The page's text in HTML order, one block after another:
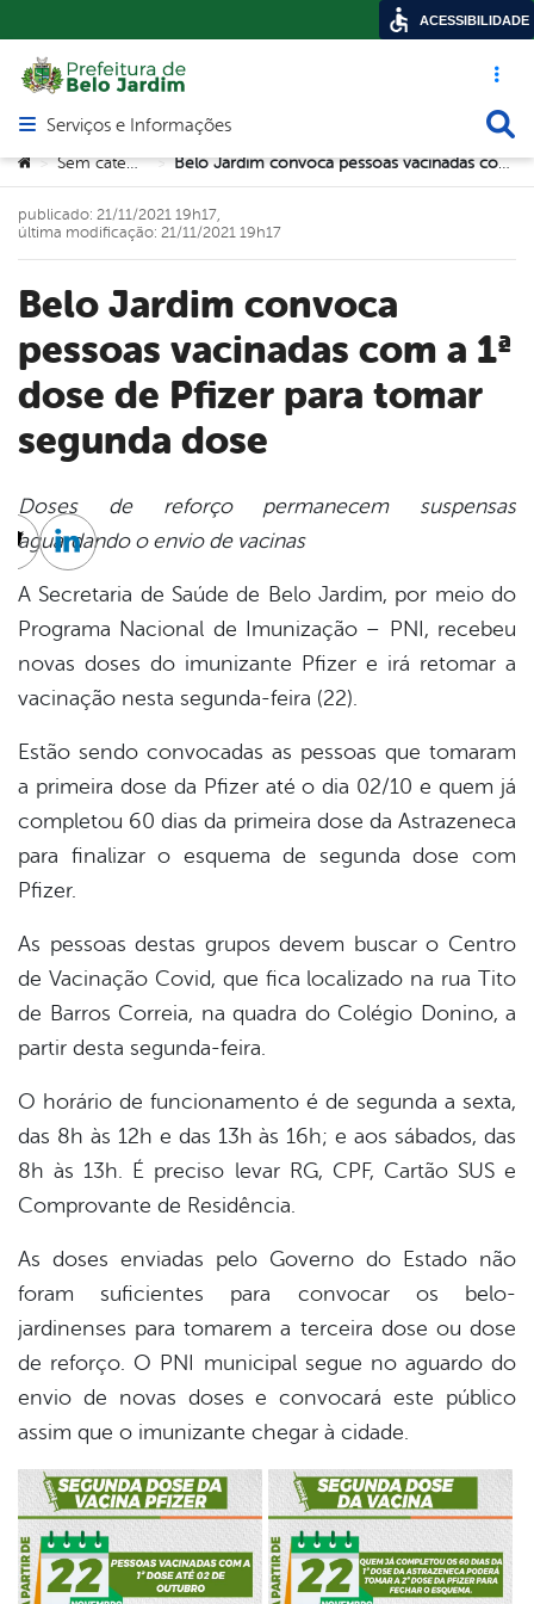
Acesso
Abrir menu principal de navegação
Serviços e Informações
Você está aqui:
> Sem categoria > Belo Jardim convoca pessoas vacinadas com a 1ª dose de Pfizer para tomar segunda dose
Belo Jardim convoca
pessoas vacinadas com a 1ª
dose de Pfizer para tomar
segunda dose
publicado: 21/11/2021 19h17,
última modificação: 21/11/2021 19h17
Doses de reforço permanecem suspensas
aguardando o envio de vacinas
A Secretaria de Saúde de Belo Jardim, por meio do
Programa Nacional de Imunização – PNI, recebeu
novas doses do imunizante Pfizer e irá retomar a
vacinação nesta segunda-feira (22).
Estão sendo convocadas as pessoas que tomaram
a primeira dose da Pfizer até o dia 02/10 e quem já
completou 60 dias da primeira dose da Astrazeneca
para finalizar o esquema de segunda dose com
Pfizer.
As pessoas destas grupos devem buscar o Centro
de Vacinação Covid, que fica localizado na rua Tito
de Barros Correia, na quadra do Colégio Donino, a
partir desta segunda-feira.
O horário de funcionamento é de segunda a sexta,
das 8h às 12h e das 13h às 16h; e aos sábados, das
8h às 13h. É preciso levar RG, CPF, Cartão SUS e
Comprovante de Residência.
As doses enviadas pelo Governo do Estado não
foram suficientes para convocar os belo-
jardinenses para tomarem a terceira dose ou dose
de reforço. O PNI municipal segue no aguardo do
envio de novas doses e convocará este público
assim que o imunizante chegar à cidade.
TwitterLinkedin
ACESSIBILIDADE